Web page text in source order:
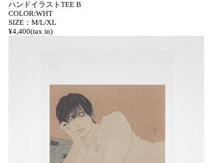
ハンドイラストTEE B
COLOR:WHT
SIZE：M/L/XL
¥4,400(tax in)